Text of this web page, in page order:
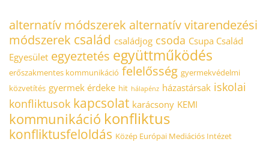
alternatív módszerek alternatív vitarendezési
módszerek család családjog csoda Csupa Család
Egyesület egyeztetés együttműködés
erőszakmentes kommunikáció felelősség gyermekvédelmi
közvetítés gyermek érdeke hit hálapénz házastársak iskolai
konfliktusok kapcsolat karácsony KEMI
kommunikáció konfliktus
konfliktusfeloldás Közép Európai Mediációs Intézet